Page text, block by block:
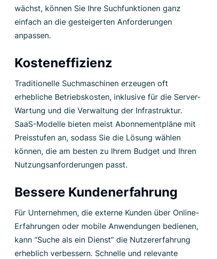
wächst, können Sie Ihre Suchfunktionen ganz
einfach an die gesteigerten Anforderungen
anpassen.
Kosteneffizienz
Traditionelle Suchmaschinen erzeugen oft
erhebliche Betriebskosten, inklusive für die Server-
Wartung und die Verwaltung der Infrastruktur.
SaaS-Modelle bieten meist Abonnementpläne mit
Preisstufen an, sodass Sie die Lösung wählen
können, die am besten zu Ihrem Budget und Ihren
Nutzungsanforderungen passt.
Bessere Kundenerfahrung
Für Unternehmen, die externe Kunden über Online-
Erfahrungen oder mobile Anwendungen bedienen,
kann “Suche als ein Dienst” die Nutzererfahrung
erheblich verbessern. Schnelle und relevante